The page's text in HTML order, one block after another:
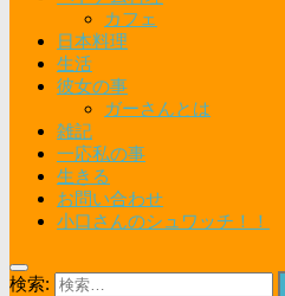
カフェ
日本料理
生活
彼女の事
ガーさんとは
雑記
一応私の事
生きる
お問い合わせ
小口さんのシュワッチ！！
検索: